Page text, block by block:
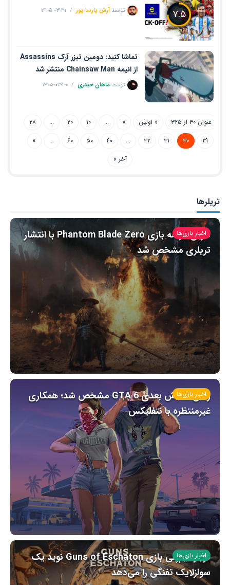
۷.۵ توسط آرش پارسا پور ۱۴۰۵-۰۳-۳۱
تماشا کنید: دومین تیزر آرک Assassins
از انیمه Chainsaw Man منتشر شد
توسط ماهان حیدری ۱۴۰۵-۰۳-۳۰
عنوان ۳۰ از ۳۲۵ « اولین «
... ۱۰ ۲۰ ...
۲۸
۲۹
۳۰ ۳۱ ۳۲ ... ۴۰ ۵۰ ۶۰ ...
»
آخر »
تریلرها
اخبار بازی‌ها
تاریخ عرضه بازی Phantom Blade Zero با انتشار
تریلری مشخص شد
اخبار بازی‌ها
زمان نمایش بعدی GTA 6 مشخص شد؛ همکاری
غیرمنتظره با نتفلیکس
اخبار بازی‌ها
تریلر گیم‌پلی بازی Guns of Eschaton نوید یک
سولزلایک تفنگی را می‌دهد